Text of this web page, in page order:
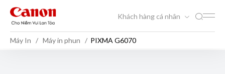
Khách hàng cá nhân
Máy In Máy in phun PIXMA G6070